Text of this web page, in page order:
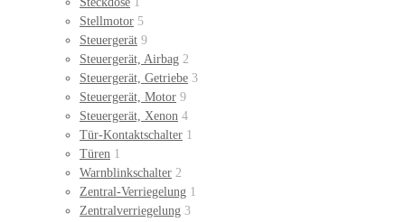
Stellmotor 5
Steuergerät 9
Steuergerät, Airbag 2
Steuergerät, Getriebe 3
Steuergerät, Motor 9
Steuergerät, Xenon 4
Tür-Kontaktschalter 1
Türen 1
Warnblinkschalter 2
Zentral-Verriegelung 1
Zentralverriegelung 3